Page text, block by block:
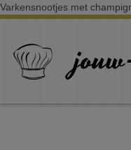
Varkensnootjes met